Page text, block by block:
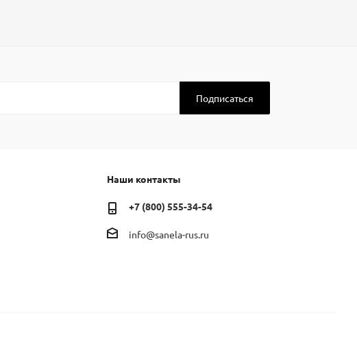
Наши контакты
+7 (800) 555-34-54
info@sanela-rus.ru